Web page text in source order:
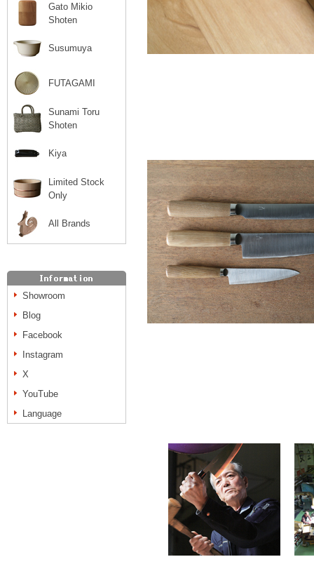
Gato Mikio
Shoten
Susumuya
FUTAGAMI
Sunami Toru
Shoten
Kiya
Limited Stock
Only
All Brands
Showroom
Blog
Facebook
Instagram
X
YouTube
Language